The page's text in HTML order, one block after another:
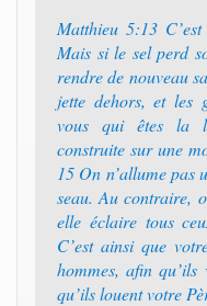
Matthieu 5:13
Mais si le sel perd
rendre de nouveau
jette dehors, et les
vous qui êtes la
construite sur une
15 On n’allume pas
seau. Au contraire,
elle éclaire tous
C’est ainsi que
hommes, afin
qu’ils louent votre